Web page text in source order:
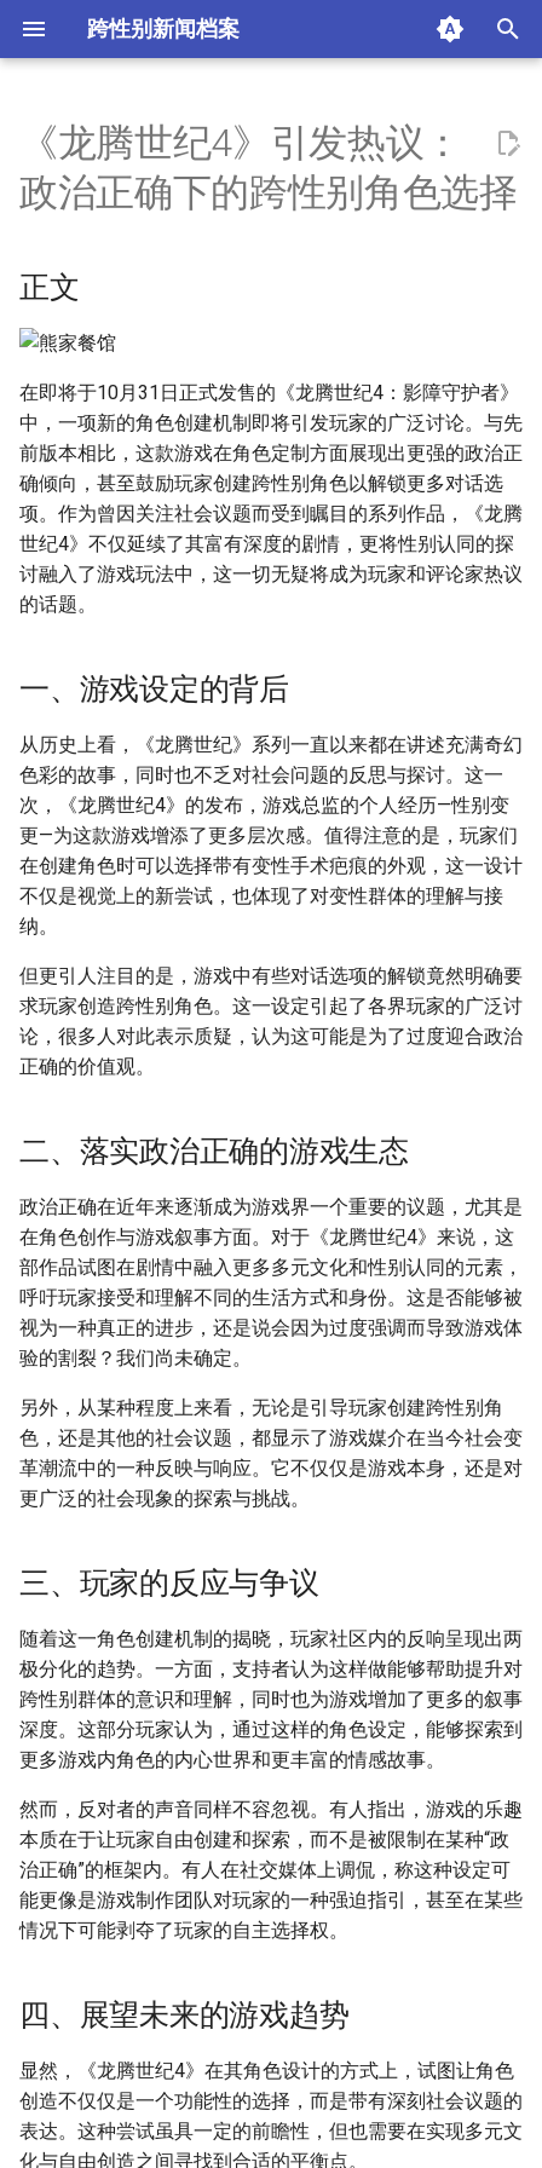
跨性别新闻档案
e
o
s
t
a
r
t
e
r
c
h
i
n
g
正文
二、落实政治正确的游戏生态
三、玩家的反应与争议
四、展望未来的游戏趋势
五、总结与反思
摘要与附加信息
附加信息 [Processed Page
Metadata]
《龙腾世纪4》引发热议：
政治正确下的跨性别角色选择
正文
在即将于10月31日正式发售的《龙腾世纪4：影障守护者》
中，一项新的角色创建机制即将引发玩家的广泛讨论。与先
前版本相比，这款游戏在角色定制方面展现出更强的政治正
确倾向，甚至鼓励玩家创建跨性别角色以解锁更多对话选
项。作为曾因关注社会议题而受到瞩目的系列作品，《龙腾
世纪4》不仅延续了其富有深度的剧情，更将性别认同的探
讨融入了游戏玩法中，这一切无疑将成为玩家和评论家热议
的话题。
一、游戏设定的背后
从历史上看，《龙腾世纪》系列一直以来都在讲述充满奇幻
色彩的故事，同时也不乏对社会问题的反思与探讨。这一
次，《龙腾世纪4》的发布，游戏总监的个人经历—性别变
更—为这款游戏增添了更多层次感。值得注意的是，玩家们
在创建角色时可以选择带有变性手术疤痕的外观，这一设计
不仅是视觉上的新尝试，也体现了对变性群体的理解与接
纳。
但更引人注目的是，游戏中有些对话选项的解锁竟然明确要
求玩家创造跨性别角色。这一设定引起了各界玩家的广泛讨
论，很多人对此表示质疑，认为这可能是为了过度迎合政治
正确的价值观。
二、落实政治正确的游戏生态
政治正确在近年来逐渐成为游戏界一个重要的议题，尤其是
在角色创作与游戏叙事方面。对于《龙腾世纪4》来说，这
部作品试图在剧情中融入更多多元文化和性别认同的元素，
呼吁玩家接受和理解不同的生活方式和身份。这是否能够被
视为一种真正的进步，还是说会因为过度强调而导致游戏体
验的割裂？我们尚未确定。
另外，从某种程度上来看，无论是引导玩家创建跨性别角
色，还是其他的社会议题，都显示了游戏媒介在当今社会变
革潮流中的一种反映与响应。它不仅仅是游戏本身，还是对
更广泛的社会现象的探索与挑战。
三、玩家的反应与争议
随着这一角色创建机制的揭晓，玩家社区内的反响呈现出两
极分化的趋势。一方面，支持者认为这样做能够帮助提升对
跨性别群体的意识和理解，同时也为游戏增加了更多的叙事
深度。这部分玩家认为，通过这样的角色设定，能够探索到
更多游戏内角色的内心世界和更丰富的情感故事。
然而，反对者的声音同样不容忽视。有人指出，游戏的乐趣
本质在于让玩家自由创建和探索，而不是被限制在某种“政
治正确”的框架内。有人在社交媒体上调侃，称这种设定可
能更像是游戏制作团队对玩家的一种强迫指引，甚至在某些
情况下可能剥夺了玩家的自主选择权。
四、展望未来的游戏趋势
显然，《龙腾世纪4》在其角色设计的方式上，试图让角色
创造不仅仅是一个功能性的选择，而是带有深刻社会议题的
表达。这种尝试虽具一定的前瞻性，但也需要在实现多元文
化与自由创造之间寻找到合适的平衡点。